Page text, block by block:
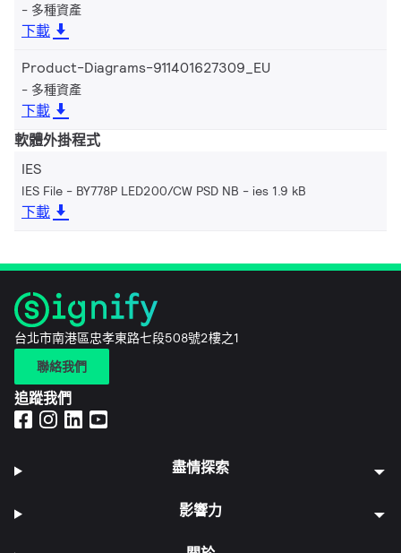
多種資產
下載
Product-Diagrams-911401627309_EU
多種資產
下載
軟體外掛程式
IES
IES File - BY778P LED200/CW PSD NB ies 1.9 kB
下載
台北市南港區忠孝東路七段508號2樓之1
聯絡我們
追蹤我們
盡情探索
影響力